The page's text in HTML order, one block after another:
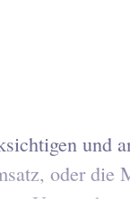
und
oder die